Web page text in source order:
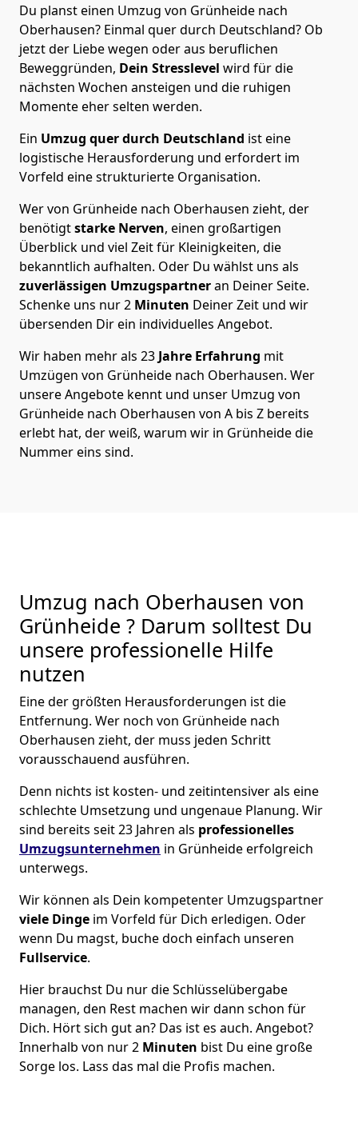
Du planst einen Umzug von Grünheide nach
Oberhausen? Einmal quer durch Deutschland? Ob
jetzt der Liebe wegen oder aus beruflichen
Beweggründen, Dein Stresslevel wird für die
nächsten Wochen ansteigen und die ruhigen
Momente eher selten werden.
Ein Umzug quer durch Deutschland ist eine
logistische Herausforderung und erfordert im
Vorfeld eine strukturierte Organisation.
Wer von Grünheide nach Oberhausen zieht, der
benötigtstarke Nerven, einen großartigen
Überblick und viel Zeit für Kleinigkeiten, die
bekanntlich aufhalten. Oder Du wählst uns als
zuverlässigen Umzugspartneran Deiner Seite.
Schenke uns nur2 Minuten Deiner Zeit und wir
übersenden Dir ein individuelles Angebot.
Wir haben mehr als 23 Jahre Erfahrung mit
Umzügen von Grünheide nach Oberhausen. Wer
unsere Angebote kennt und unser Umzug von
Grünheide nach Oberhausen von A bis Z bereits
erlebt hat, der weiß, warum wir in Grünheide die
Nummer eins sind.
Umzug nach Oberhausen von
Grünheide ? Darum solltest Du
unsere professionelle Hilfe
nutzen
Eine der größten Herausforderungen ist die
Entfernung. Wer noch von Grünheide nach
Oberhausen zieht, der muss jeden Schritt
vorausschauend ausführen.
Denn nichts ist kosten- und zeitintensiver als eine
schlechte Umsetzung und ungenaue Planung. Wir
sind bereits seit 23 Jahren als professionelles
Umzugsunternehmen in Grünheide erfolgreich
unterwegs.
Wir können als Dein kompetenter Umzugspartner
viele Dinge im Vorfeld für Dich erledigen. Oder
wenn Du magst, buche doch einfach unseren
Fullservice.
Hier brauchst Du nur die Schlüsselübergabe
managen, den Rest machen wir dann schon für
Dich. Hört sich gut an? Das ist es auch. Angebot?
Innerhalb von nur 2 Minuten bist Du eine große
Sorge los. Lass das mal die Profis machen.